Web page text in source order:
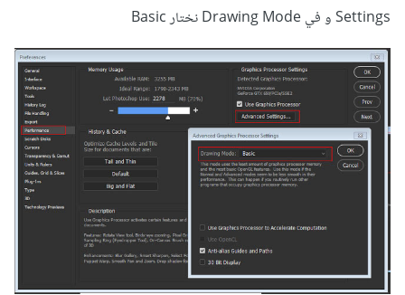
Settings و في Drawing Mode نختار Basic